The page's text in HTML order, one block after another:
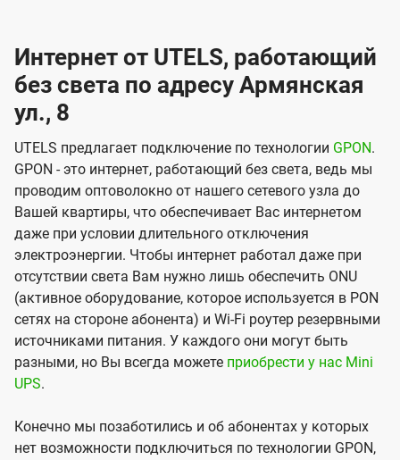
Интернет от UTELS, работающий
без света по адресу Армянская
ул., 8
UTELS предлагает подключение по технологии GPON.
GPON - это интернет, работающий без света, ведь мы
проводим оптоволокно от нашего сетевого узла до
Вашей квартиры, что обеспечивает Вас интернетом
даже при условии длительного отключения
электроэнергии. Чтобы интернет работал даже при
отсутствии света Вам нужно лишь обеспечить ONU
(активное оборудование, которое используется в PON
сетях на стороне абонента) и Wi-Fi роутер резервными
источниками питания. У каждого они могут быть
разными, но Вы всегда можете приобрести у нас Mini
UPS.
Конечно мы позаботились и об абонентах у которых
нет возможности подключиться по технологии GPON,